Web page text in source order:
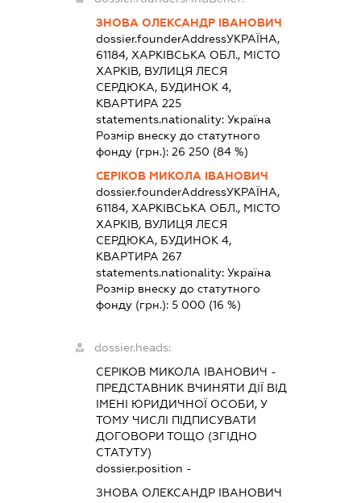
ЗНОВА ОЛЕКСАНДР ІВАНОВИЧ
dossier.founderAddressУКРАЇНА,
61184, ХАРКІВСЬКА ОБЛ., МІСТО
ХАРКІВ, ВУЛИЦЯ ЛЕСЯ
СЕРДЮКА, БУДИНОК 4,
КВАРТИРА 225
statements.nationality: Україна
Розмір внеску до статутного
фонду (грн.): 26 250 (84 %)
СЕРІКОВ МИКОЛА ІВАНОВИЧ
dossier.founderAddressУКРАЇНА,
61184, ХАРКІВСЬКА ОБЛ., МІСТО
ХАРКІВ, ВУЛИЦЯ ЛЕСЯ
СЕРДЮКА, БУДИНОК 4,
КВАРТИРА 267
statements.nationality: Україна
Розмір внеску до статутного
фонду (грн.): 5 000 (16 %)
dossier.heads:
СЕРІКОВ МИКОЛА ІВАНОВИЧ -
ПРЕДСТАВНИКВЧИНЯТИ ДІЇ ВІД
ІМЕНІ ЮРИДИЧНОЇ ОСОБИ, У
ТОМУ ЧИСЛІ ПІДПИСУВАТИ
ДОГОВОРИ ТОЩО (ЗГІДНО
СТАТУТУ)
dossier.position -
ЗНОВА ОЛЕКСАНДР ІВАНОВИЧ